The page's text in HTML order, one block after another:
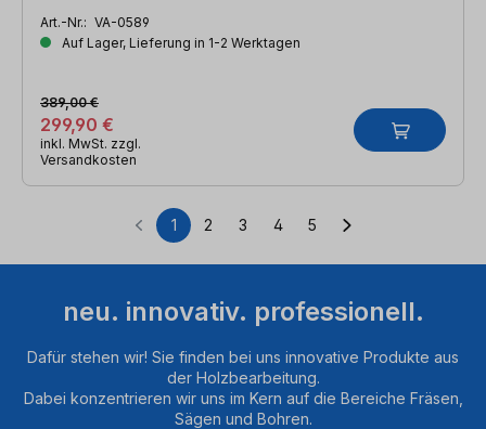
Art.-Nr.: VA-0589
Auf Lager, Lieferung in 1-2 Werktagen
299,90 €
389,00 €
inkl. MwSt. zzgl.
Versandkosten
Seite
1 Seite
2 Seite
3 Seite
4 Seite
5
neu. innovativ. professionell.
Dafür stehen wir! Sie finden bei uns innovative Produkte aus
der Holzbearbeitung.
Dabei konzentrieren wir uns im Kern auf die Bereiche Fräsen,
Sägen und Bohren.